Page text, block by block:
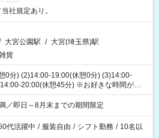
社規定あり。
大宮公園駅 / 大宮(埼玉県)駅
貨
0分) (2)14:00-19:00(休憩0分) (3)14:00-
20:00(休憩45分) ※お好きな時間が選べ
／即日～8月末までの期間限定
代活躍中 / 服装自由 / シフト勤務 / 10名以